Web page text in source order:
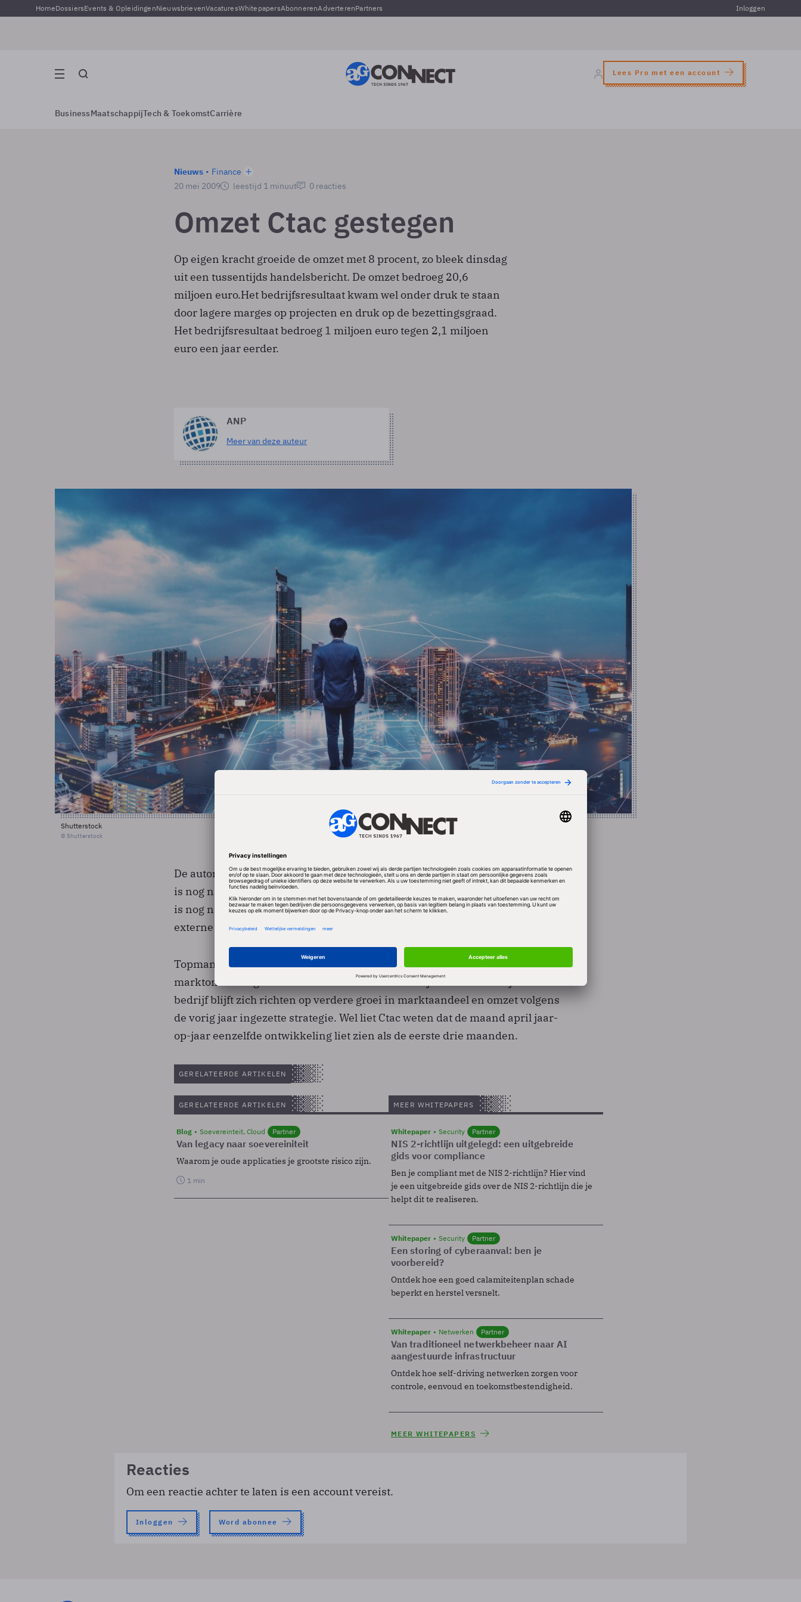
HomeDossiersEvents & OpleidingenNieuwsbrievenVacaturesWhitepapersAbonnerenAdverterenPartners Inloggen
Lees Pro met een account
BusinessMaatschappijTech & ToekomstCarrière
Nieuws
Finance
20 mei 2009
leestijd 1 minuut 0 reacties
Omzet Ctac gestegen
Op eigen kracht groeide de omzet met 8 procent, zo bleek dinsdag
uit een tussentijds handelsbericht. De omzet bedroeg 20,6
miljoen euro.Het bedrijfsresultaat kwam wel onder druk te staan
door lagere marges op projecten en druk op de bezettingsgraad.
Het bedrijfsresultaat bedroeg 1 miljoen euro tegen 2,1 miljoen
euro een jaar eerder.
ANP
Meer van deze auteur
Shutterstock
© Shutterstock
De automatiseerder spreekt van moeilijke marktomstandigheden. Het bedrijf
is nog niet tevreden over de bezettingsgraad van de eigen medewerkers. Die
is nog niet op het gewenste niveau, aldus Ctac. Het bedrijf wist de inhuur van
externe kracht terug te brengen.
Topman Bart Hogendoorn zei in de persverklaring dat hij verwacht dat de
marktomstandigheden "minimaal de rest van het jaar zo zullen blijven''. Het
bedrijf blijft zich richten op verdere groei in marktaandeel en omzet volgens
de vorig jaar ingezette strategie. Wel liet Ctac weten dat de maand april jaar-
op-jaar eenzelfde ontwikkeling liet zien als de eerste drie maanden.
GERELATEERDE ARTIKELEN
GERELATEERDE ARTIKELEN
Blog Soevereinteit, Cloud Partner
Van legacy naar soevereiniteit
Waarom je oude applicaties je grootste risico zijn.
1 min
MEER WHITEPAPERS
Whitepaper Security Partner
NIS 2-richtlijn uitgelegd: een uitgebreide
gids voor compliance
Ben je compliant met de NIS 2-richtlijn? Hier vind
je een uitgebreide gids over de NIS 2-richtlijn die je
helpt dit te realiseren.
Whitepaper Security Partner
Een storing of cyberaanval: ben je
voorbereid?
Ontdek hoe een goed calamiteitenplan schade
beperkt en herstel versnelt.
Whitepaper Netwerken Partner
Van traditioneel netwerkbeheer naar AI
aangestuurde infrastructuur
Ontdek hoe self-driving netwerken zorgen voor
controle, eenvoud en toekomstbestendigheid.
MEER WHITEPAPERS
Reacties
Om een reactie achter te laten is een account vereist.
Inloggen Word abonnee